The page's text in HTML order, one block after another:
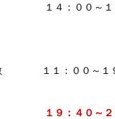
：００～１９
：００～１９
１９：４０～２